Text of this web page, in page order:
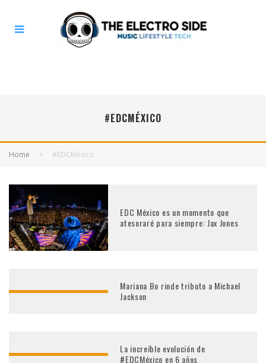
#EDCMÉXICO
Home #EDCMéxico
EDC México es un momento que
atesoraré para siempre: Jax Jones
Mariana Bo rinde tributo a Michael
Jackson
La increíble evolución de
#EDCMéxico en 6 años